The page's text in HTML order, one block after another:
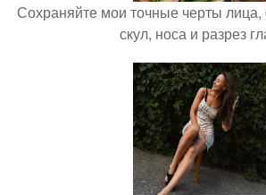
Сохраняйте мои точные черты
скул, носа и разрез